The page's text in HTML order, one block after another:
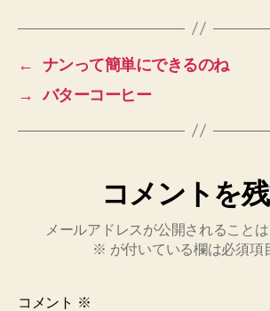
←
ナンって簡単にできるのね
→
バターコーヒー
コメントを
メールアドレスが公開されることは
※ が付いている欄は必須項
コメント ※